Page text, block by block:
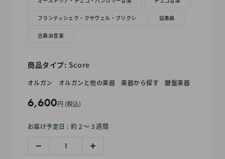
フランティシェク・クサヴェル・ブリクシ 協奏曲
古典派音楽
商品タイプ: Score
オルガン オルガンと他の楽器 楽器から探す 鍵盤楽器
販
価
格
6,600円 (税込)
お届け予定日 : 約２〜３週間